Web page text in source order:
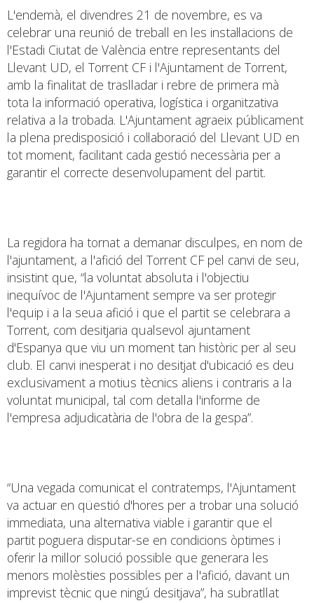
L'endemà, el divendres 21 de novembre, es va
celebrar una reunió de treball en les instal·lacions de
l'Estadi Ciutat de València entre representants del
Llevant UD, el Torrent CF i l'Ajuntament de Torrent,
amb la finalitat de traslladar i rebre de primera mà
tota la informació operativa, logística i organitzativa
relativa a la trobada. L'Ajuntament agraeix públicament
la plena predisposició i col·laboració del Llevant UD en
tot moment, facilitant cada gestió necessària per a
garantir el correcte desenvolupament del partit.
La regidora ha tornat a demanar disculpes, en nom de
l'ajuntament, a l'afició del Torrent CF pel canvi de seu,
insistint que, “la voluntat absoluta i l'objectiu
inequívoc de l'Ajuntament sempre va ser protegir
l'equip i a la seua afició i que el partit se celebrara a
Torrent, com desitjaria qualsevol ajuntament
d'Espanya que viu un moment tan històric per al seu
club. El canvi inesperat i no desitjat d'ubicació es deu
exclusivament a motius tècnics aliens i contraris a la
voluntat municipal, tal com detalla l'informe de
l'empresa adjudicatària de l'obra de la gespa”.
“Una vegada comunicat el contratemps, l'Ajuntament
va actuar en qüestió d'hores per a trobar una solució
immediata, una alternativa viable i garantir que el
partit poguera disputar-se en condicions òptimes i
oferir la millor solució possible que generara les
menors molèsties possibles per a l'afició, davant un
imprevist tècnic que ningú desitjava”, ha subratllat